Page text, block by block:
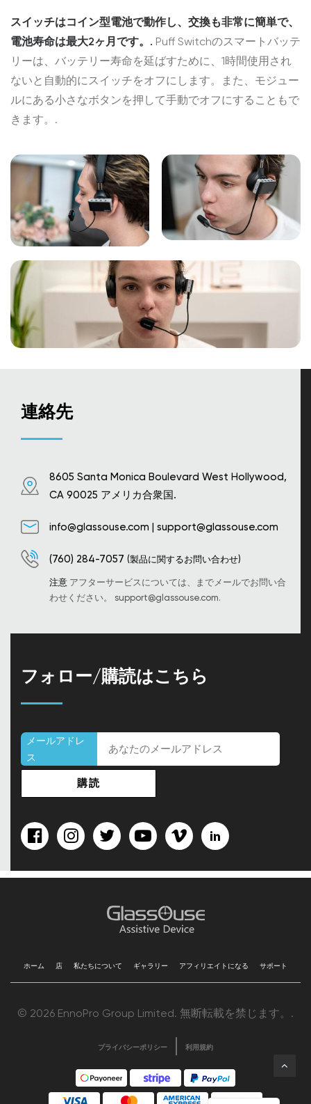
スイッチはコイン型電池で動作し、交換も非常に簡単で、
電池寿命は最大2ヶ月です。. Puff Switchのスマートバッテ
リーは、バッテリー寿命を延ばすために、1時間使用され
ないと自動的にスイッチをオフにします。また、モジュー
ルにある小さなボタンを押して手動でオフにすることもで
きます。.
連絡先
8605 Santa Monica Boulevard West Hollywood,
CA 90025 アメリカ合衆国.
info@glassouse.com | support@glassouse.com
(760) 284-7057 (製品に関するお問い合わせ)
注意 アフターサービスについては、までメールでお問い合
わせください。 support@glassouse.com.
フォロー/購読はこちら
メールアドレ
ス
ホーム 店 私たちについて ギャラリー アフィリエイトになる サポート
© 2026 EnnoPro Group Limited. 無断転載を禁じます。.
プライバシーポリシー 利用規約